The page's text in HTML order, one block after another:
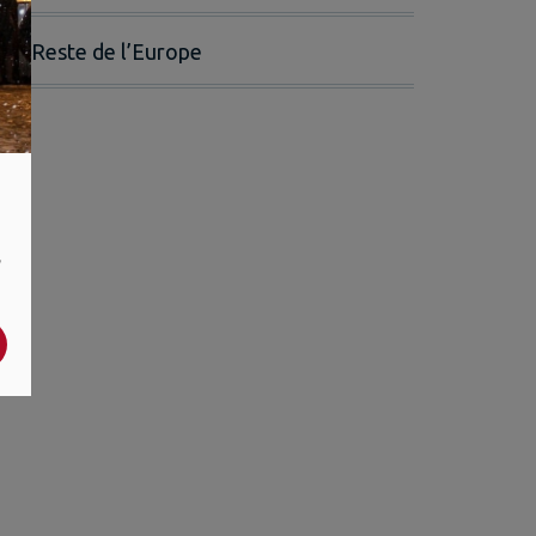
Reste de l’Europe